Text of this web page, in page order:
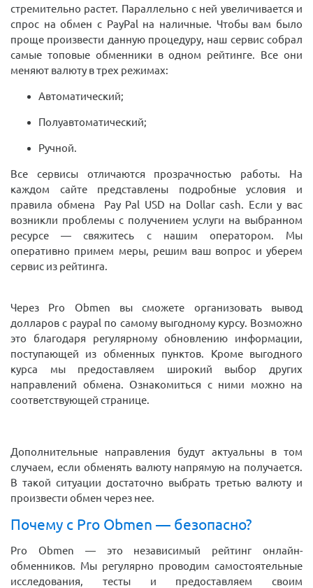
стремительно растет. Параллельно с ней увеличивается и
спрос на обмен с PayPal на наличные. Чтобы вам было
проще произвести данную процедуру, наш сервис собрал
самые топовые обменники в одном рейтинге. Все они
меняют валюту в трех режимах:
Автоматический;
Полуавтоматический;
Ручной.
Все сервисы отличаются прозрачностью работы. На
каждом сайте представлены подробные условия и
правила обмена Pay Pal USD на Dollar cash. Если у вас
возникли проблемы с получением услуги на выбранном
ресурсе — свяжитесь с нашим оператором. Мы
оперативно примем меры, решим ваш вопрос и уберем
сервис из рейтинга.
Через Pro Obmen вы сможете организовать вывод
долларов с paypal по самому выгодному курсу. Возможно
это благодаря регулярному обновлению информации,
поступающей из обменных пунктов. Кроме выгодного
курса мы предоставляем широкий выбор других
направлений обмена. Ознакомиться с ними можно на
соответствующей странице.
Дополнительные направления будут актуальны в том
случаем, если обменять валюту напрямую на получается.
В такой ситуации достаточно выбрать третью валюту и
произвести обмен через нее.
Почему с Pro Obmen — безопасно?
Pro Obmen — это независимый рейтинг онлайн-
обменников. Мы регулярно проводим самостоятельные
исследования, тесты и предоставляем своим